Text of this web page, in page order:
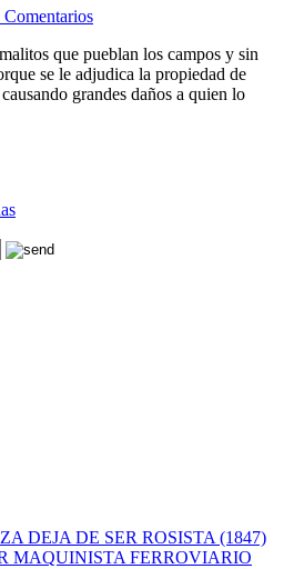
Comentarios
que pueblan los campos y sin
se le adjudica la propiedad de
grandes daños a quien lo
DEJA DE SER ROSISTA (1847)
MAQUINISTA FERROVIARIO